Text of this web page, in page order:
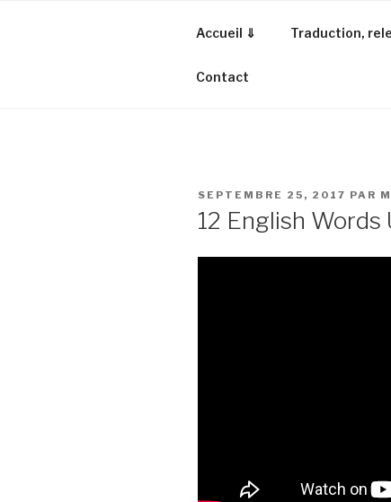
Accueil ⇓ Traduction,
Contact
PUBLIÉ
SEPTEMBRE 25, 2017 PAR
12 English Words